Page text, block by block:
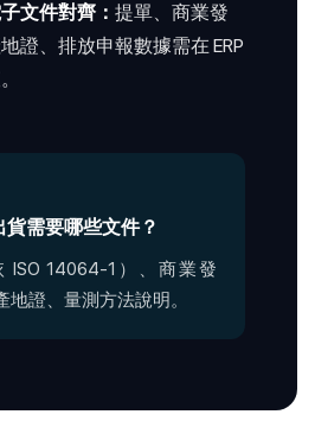
文件對齊： 提單、商業發
證、排放申報數據需在 ERP
貨需要哪些文件？
ISO 14064-1）、商業發
地證、量測方法說明。